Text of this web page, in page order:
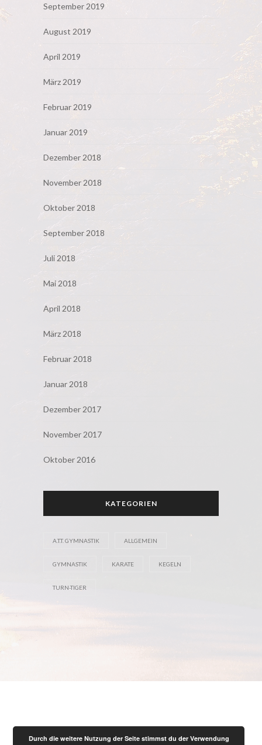
September 2019
August 2019
April 2019
März 2019
Februar 2019
Januar 2019
Dezember 2018
November 2018
Oktober 2018
September 2018
Juli 2018
Mai 2018
April 2018
März 2018
Februar 2018
Januar 2018
Dezember 2017
November 2017
Oktober 2016
KATEGORIEN
A.T.T. GYMNASTIK ALLGEMEIN
GYMNASTIK KARATE KEGELN
TURN-TIGER
Durch die weitere Nutzung der Seite stimmst du der Verwendung